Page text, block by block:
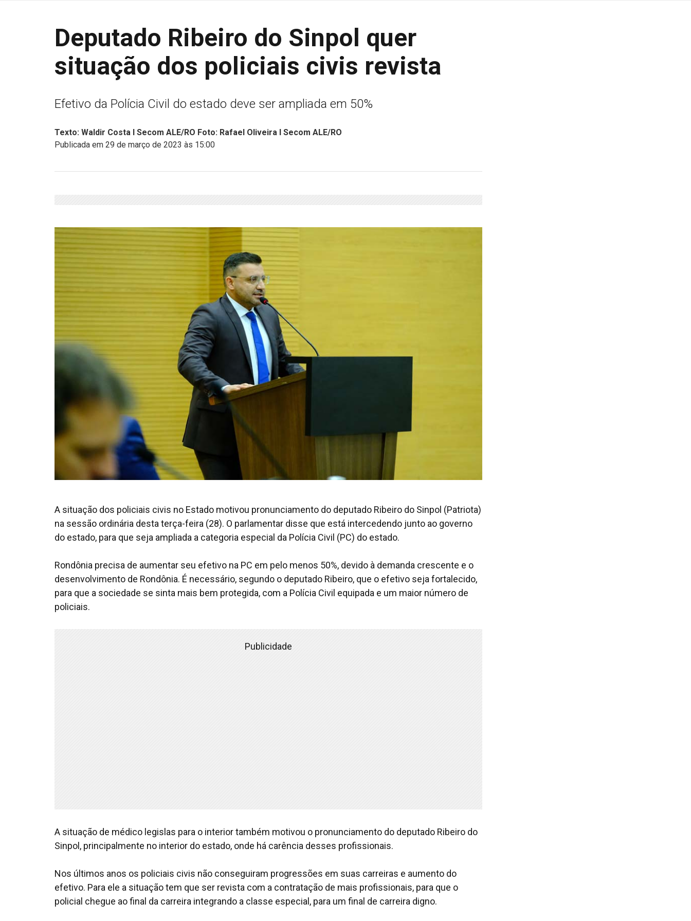
Deputado Ribeiro do Sinpol quer
situação dos policiais civis revista
Efetivo da Polícia Civil do estado deve ser ampliada em 50%
Texto: Waldir Costa I Secom ALE/RO Foto: Rafael Oliveira I Secom ALE/RO
Publicada em 29 de março de 2023 às 15:00
A situação dos policiais civis no Estado motivou pronunciamento do deputado Ribeiro do Sinpol (Patriota)
na sessão ordinária desta terça-feira (28). O parlamentar disse que está intercedendo junto ao governo
do estado, para que seja ampliada a categoria especial da Polícia Civil (PC) do estado.
Rondônia precisa de aumentar seu efetivo na PC em pelo menos 50%, devido à demanda crescente e o
desenvolvimento de Rondônia. É necessário, segundo o deputado Ribeiro, que o efetivo seja fortalecido,
para que a sociedade se sinta mais bem protegida, com a Polícia Civil equipada e um maior número de
policiais.
Publicidade
A situação de médico legislas para o interior também motivou o pronunciamento do deputado Ribeiro do
Sinpol, principalmente no interior do estado, onde há carência desses profissionais.
Nos últimos anos os policiais civis não conseguiram progressões em suas carreiras e aumento do
efetivo. Para ele a situação tem que ser revista com a contratação de mais profissionais, para que o
policial chegue ao final da carreira integrando a classe especial, para um final de carreira digno.